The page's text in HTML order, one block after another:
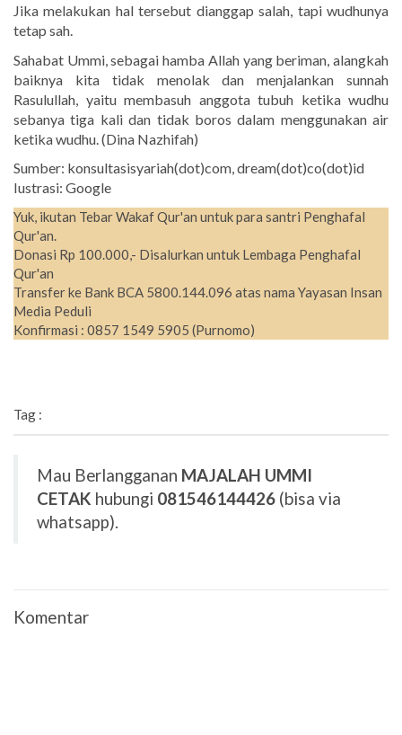
Jika melakukan hal tersebut dianggap salah, tapi wudhunya
tetap sah.
Sahabat Ummi, sebagai hamba Allah yang beriman, alangkah
baiknya kita tidak menolak dan menjalankan sunnah
Rasulullah, yaitu membasuh anggota tubuh ketika wudhu
sebanya tiga kali dan tidak boros dalam menggunakan air
ketika wudhu. (Dina Nazhifah)
Sumber: konsultasisyariah(dot)com, dream(dot)co(dot)id
Iustrasi: Google
Yuk, ikutan Tebar Wakaf Qur'an untuk para santri Penghafal
Qur'an.
Donasi Rp 100.000,- Disalurkan untuk Lembaga Penghafal
Qur'an
Transfer ke Bank BCA 5800.144.096 atas nama Yayasan Insan
Media Peduli
Konfirmasi : 0857 1549 5905 (Purnomo)
Tag :
Mau Berlangganan MAJALAH UMMI
CETAK hubungi 081546144426 (bisa via
whatsapp).
Komentar